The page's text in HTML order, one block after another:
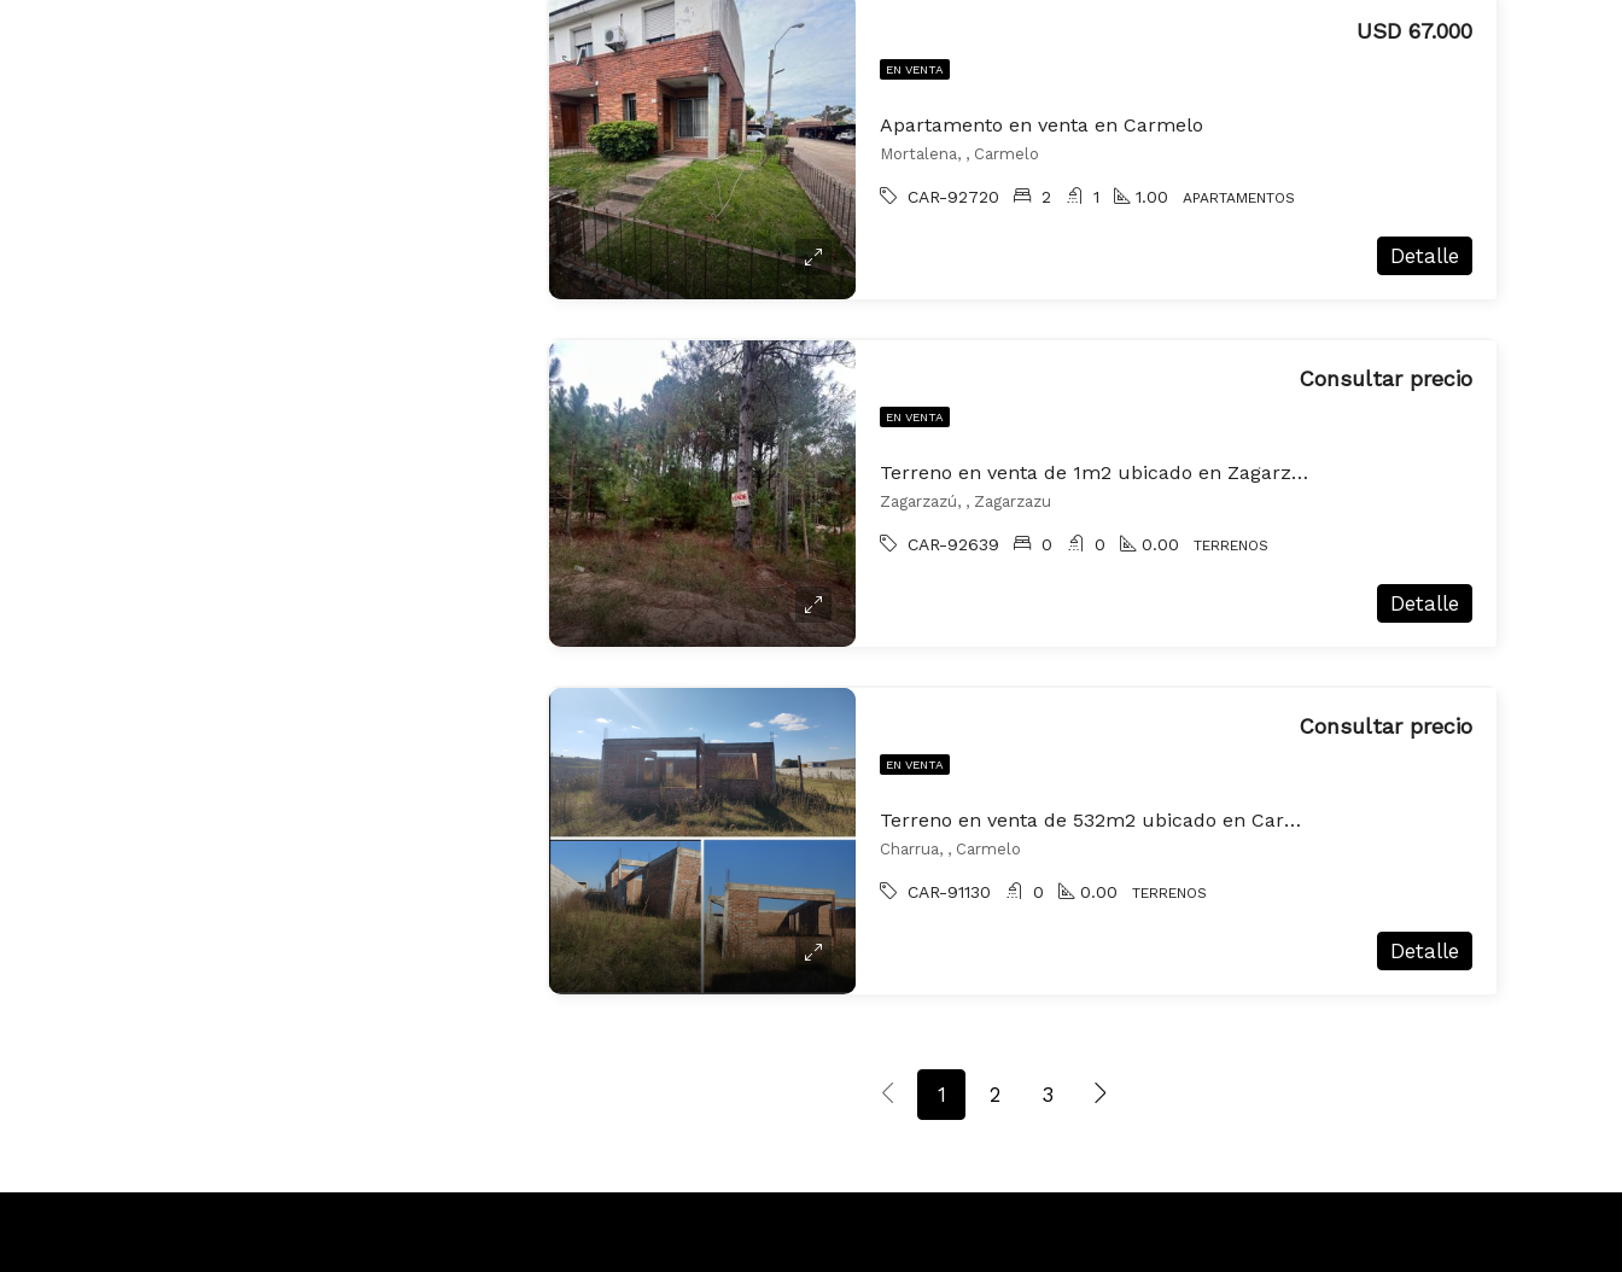
EN VENTA
Apartamento en venta en Carmelo
USD 67.000
Mortalena, , Carmelo
CAR-92720 2 1 1.00 APARTAMENTOS
Detalle
EN VENTA
Terreno en venta de 1m2 ubicado en Zagarzazu
Consultar precio
Zagarzazú, , Zagarzazu
CAR-92639 0 0 0.00 TERRENOS
Detalle
EN VENTA
Terreno en venta de 532m2 ubicado en Carmelo
Consultar precio
Charrua, , Carmelo
CAR-91130 0 0.00 TERRENOS
Detalle
1 2 3